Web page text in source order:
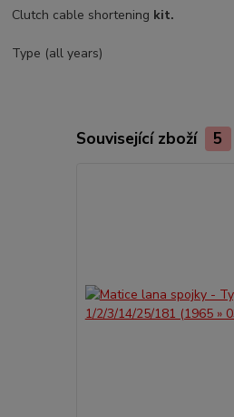
Clutch cable shortening kit.
Type (all years)
Související zboží 5